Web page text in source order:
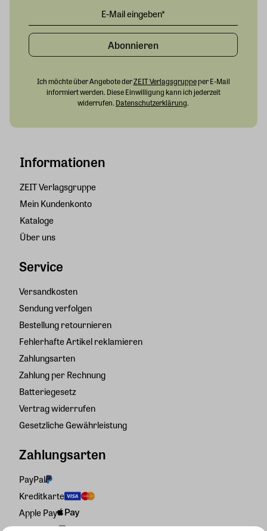
Informationen
ZEIT Verlagsgruppe
Mein Kundenkonto
Kataloge
Über uns
Service
Versandkosten
Sendung verfolgen
Bestellung retournieren
Fehlerhafte Artikel reklamieren
Zahlungsarten
Zahlung per Rechnung
Batteriegesetz
Vertrag widerrufen
Gesetzliche Gewährleistung
Zahlungsarten
PayPal
Kreditkarte
Apple Pay
Abonnieren
Ich möchte über Angebote derZEIT Verlagsgruppeper E-Mail
informiert werden. Diese Einwilligung kann ich jederzeit
widerrufen. Datenschutzerklärung.